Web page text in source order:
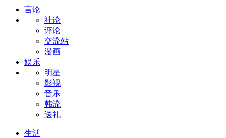
言论
社论
评论
交流站
漫画
娱乐
明星
影视
音乐
韩流
送礼
生活